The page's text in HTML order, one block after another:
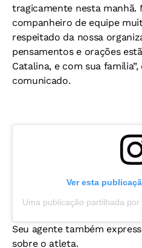
tragicamente nesta manhã.
companheiro de equipe
respeitado da nossa
pensamentos e orações
Catalina, e com sua
comunicado.
Ver esta
Seu agente também
sobre o atleta.